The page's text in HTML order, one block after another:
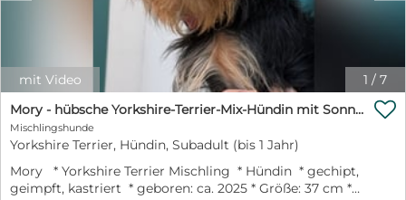
1 / 7
mit Video
Mory - hübsche Yorkshire-Terrier-Mix-Hündin mit Sonnenschein-Charakter
Mischlingshunde
Yorkshire Terrier, Hündin, Subadult (bis 1 Jahr)
Mory * Yorkshire Terrier Mischling * Hündin * gechipt,
geimpft, kastriert * geboren: ca. 2025 * Größe: 37 cm *
